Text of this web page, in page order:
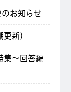
お知らせ
新）
集～回答編